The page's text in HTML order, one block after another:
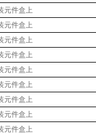
元件盒上
元件盒上
元件盒上
元件盒上
元件盒上
元件盒上
元件盒上
元件盒上
元件盒上